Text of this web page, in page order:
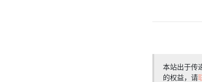
本站出于传
的权益，请